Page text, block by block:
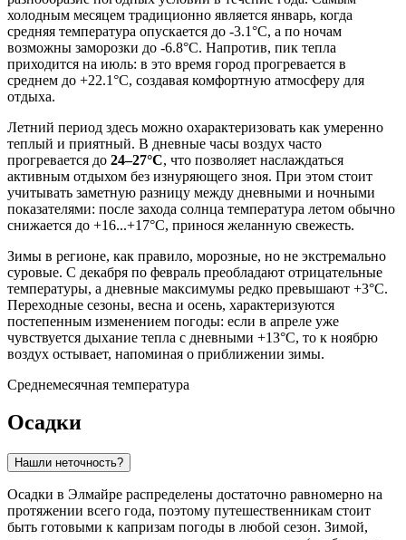
холодным месяцем традиционно является январь, когда
средняя температура опускается до -3.1°C, а по ночам
возможны заморозки до -6.8°C. Напротив, пик тепла
приходится на июль: в это время город прогревается в
среднем до +22.1°C, создавая комфортную атмосферу для
отдыха.
Летний период здесь можно охарактеризовать как умеренно
теплый и приятный. В дневные часы воздух часто
прогревается до 24–27°C, что позволяет наслаждаться
активным отдыхом без изнуряющего зноя. При этом стоит
учитывать заметную разницу между дневными и ночными
показателями: после захода солнца температура летом обычно
снижается до +16...+17°C, принося желанную свежесть.
Зимы в регионе, как правило, морозные, но не экстремально
суровые. С декабря по февраль преобладают отрицательные
температуры, а дневные максимумы редко превышают +3°C.
Переходные сезоны, весна и осень, характеризуются
постепенным изменением погоды: если в апреле уже
чувствуется дыхание тепла с дневными +13°C, то к ноябрю
воздух остывает, напоминая о приближении зимы.
Среднемесячная температура
Осадки
Нашли неточность?
Осадки в Элмайре распределены достаточно равномерно на
протяжении всего года, поэтому путешественникам стоит
быть готовыми к капризам погоды в любой сезон. Зимой,